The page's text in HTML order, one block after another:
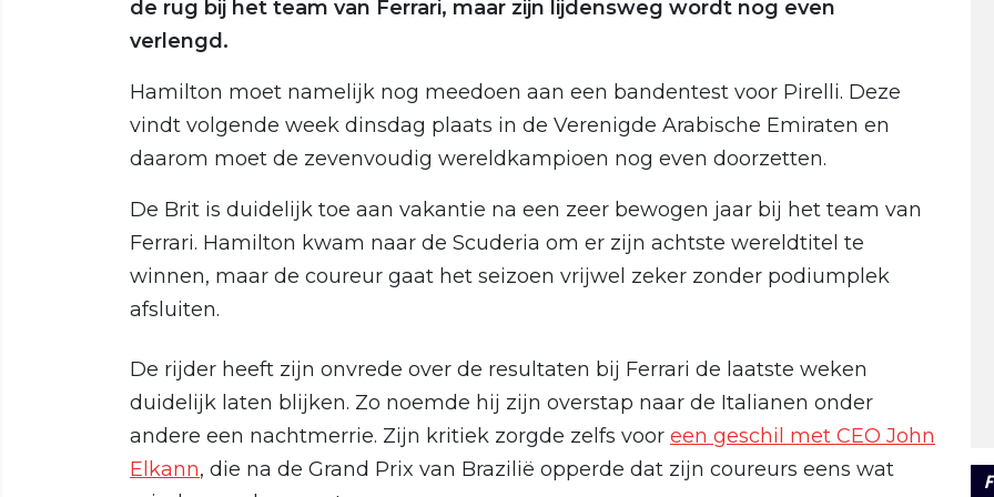
de rug bij het team van Ferrari, maar zijn lijdensweg wordt nog even
verlengd.
Hamilton moet namelijk nog meedoen aan een bandentest voor Pirelli. Deze
vindt volgende week dinsdag plaats in de Verenigde Arabische Emiraten en
daarom moet de zevenvoudig wereldkampioen nog even doorzetten.
De Brit is duidelijk toe aan vakantie na een zeer bewogen jaar bij het team van
Ferrari. Hamilton kwam naar de Scuderia om er zijn achtste wereldtitel te
winnen, maar de coureur gaat het seizoen vrijwel zeker zonder podiumplek
afsluiten.
De rijder heeft zijn onvrede over de resultaten bij Ferrari de laatste weken
duidelijk laten blijken. Zo noemde hij zijn overstap naar de Italianen onder
andere een nachtmerrie. Zijn kritiek zorgde zelfs voor een geschil met CEO John
Elkann, die na de Grand Prix van Brazilië opperde dat zijn coureurs eens wat